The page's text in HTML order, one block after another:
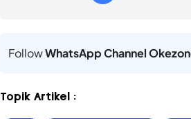
FollowWhatsApp Channel
Topik Artikel :